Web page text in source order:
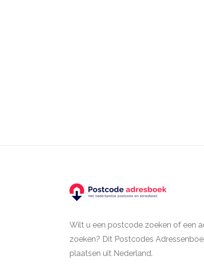
Wilt u een postcode zoeken of een
zoeken? Dit Postcodes
plaatsen uit Nederland.